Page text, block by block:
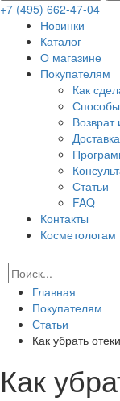
+7 (495) 662-47-04
Новинки
Каталог
О магазине
Покупателям
Как
Доставка
Статьи
FAQ
Контакты
Косметологам
Главная
Покупателям
Статьи
Как убрать
Как